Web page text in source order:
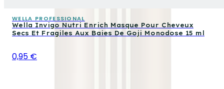
WELLA PROFESSIONAL
Wella Invigo Nutri Enrich Masque Pour Cheveux
Secs Et Fragiles Aux Baies De Goji Monodose 15 ml
0,95 €